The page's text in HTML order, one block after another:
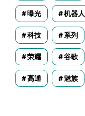
曝光 机器人
科技 系列
荣耀 谷歌
高通 魅族